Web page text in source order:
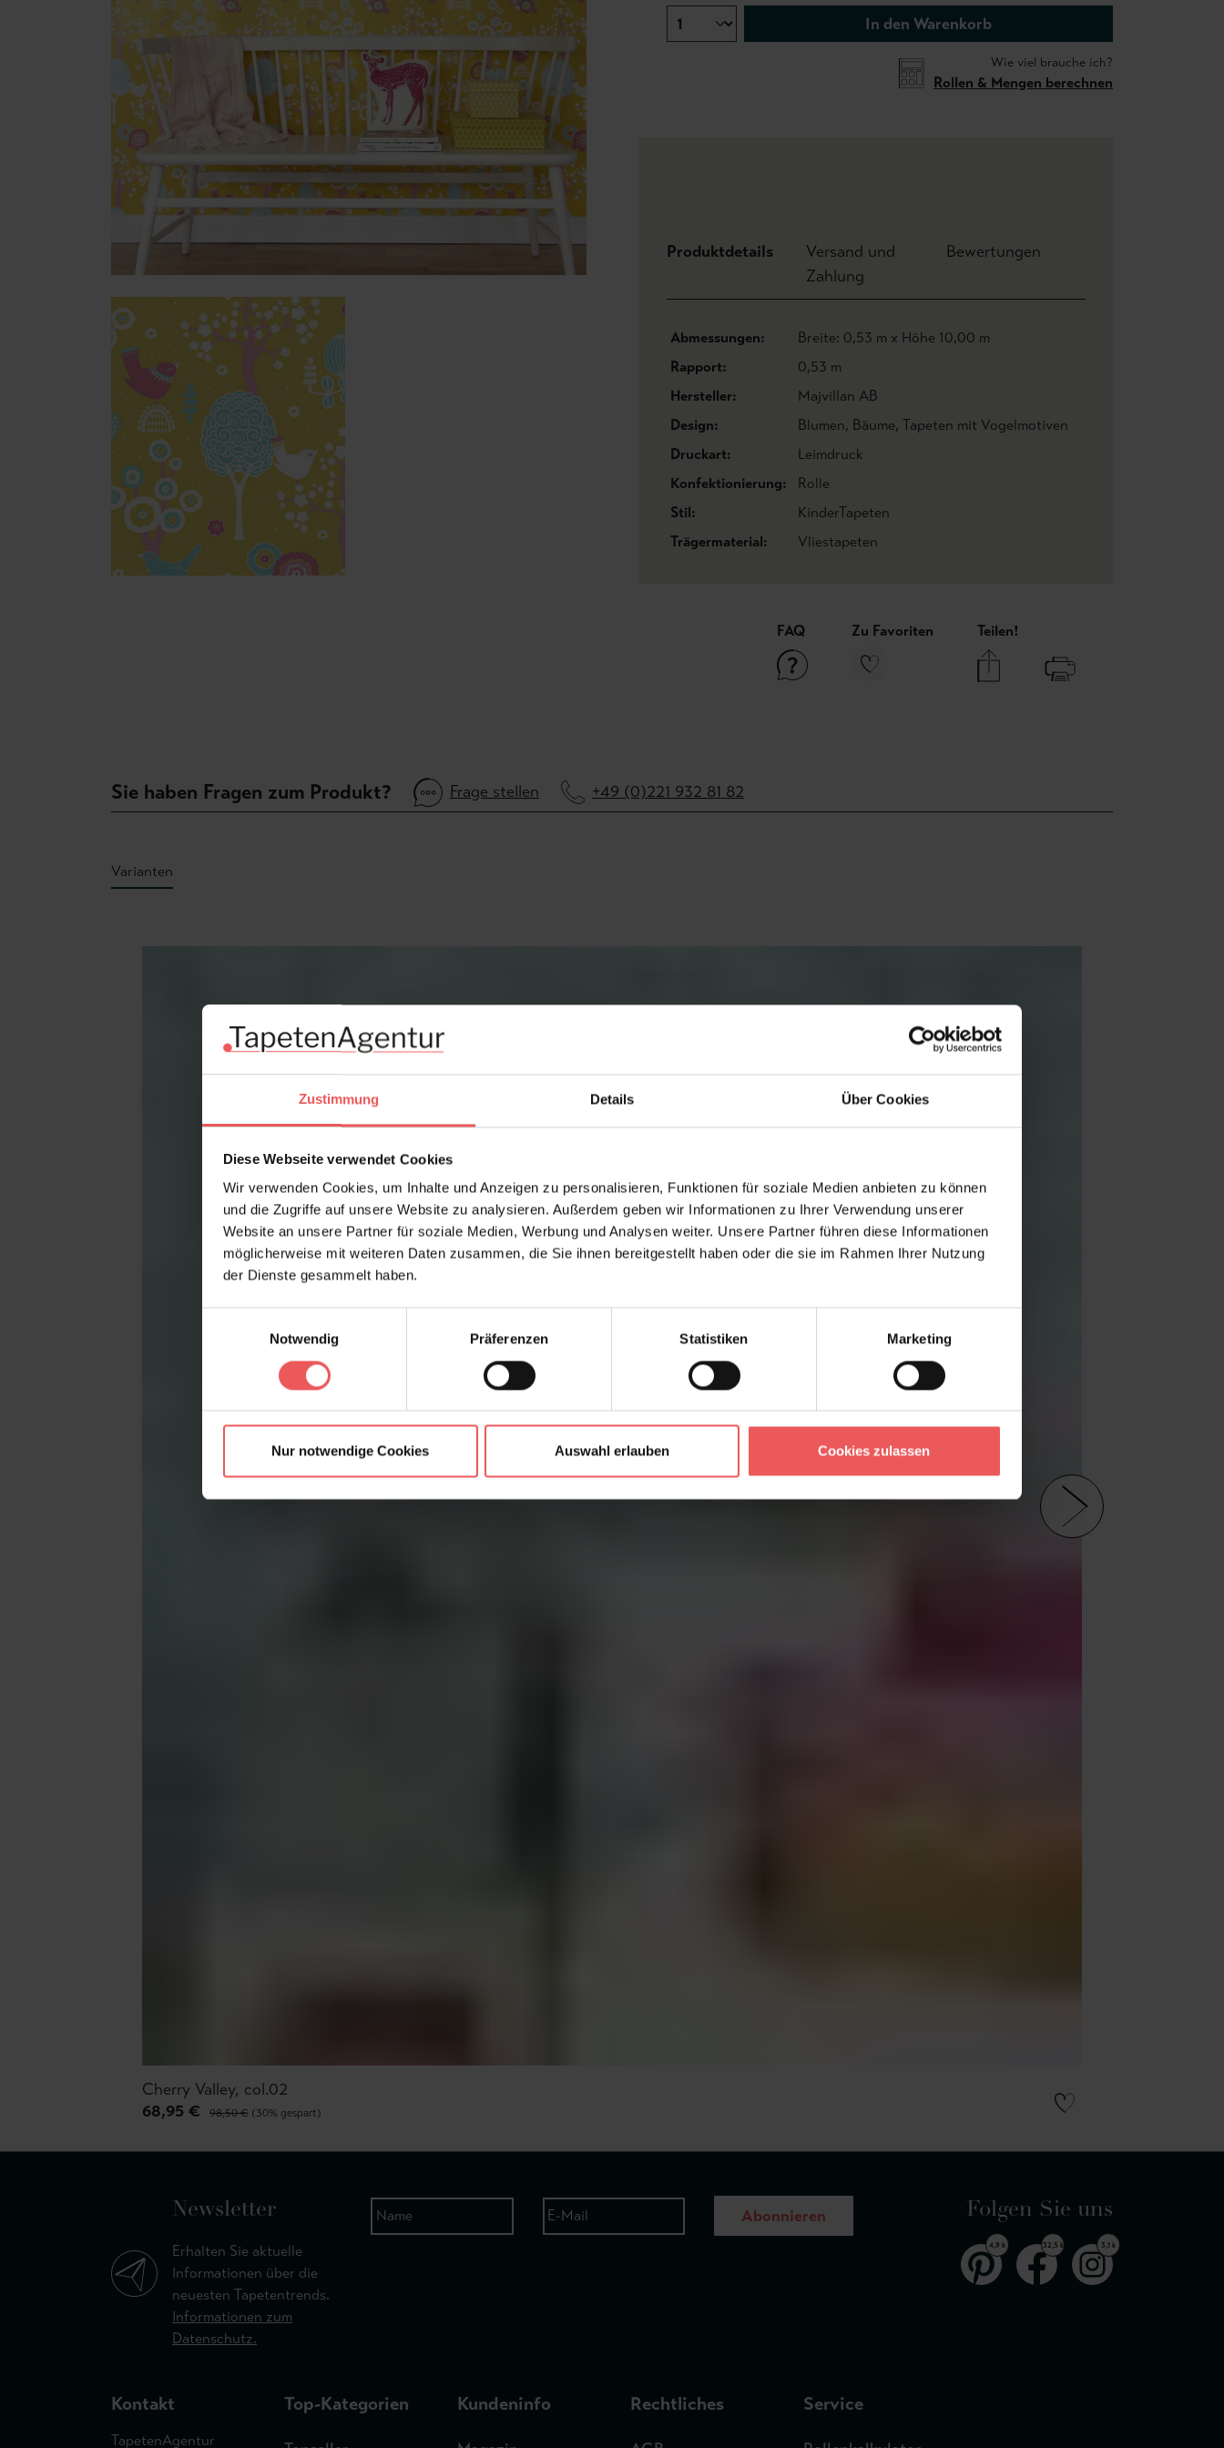
Zustimmung Details Über Cookies
Diese Webseite verwendet Cookies
Wir verwenden Cookies, um Inhalte und Anzeigen zu personalisieren, Funktionen für soziale Medien anbieten zu können
und die Zugriffe auf unsere Website zu analysieren. Außerdem geben wir Informationen zu Ihrer Verwendung unserer
Website an unsere Partner für soziale Medien, Werbung und Analysen weiter. Unsere Partner führen diese Informationen
möglicherweise mit weiteren Daten zusammen, die Sie ihnen bereitgestellt haben oder die sie im Rahmen Ihrer Nutzung
der Dienste gesammelt haben.
Notwendig
Präferenzen Statistiken Marketing
Nur notwendige Cookies Auswahl erlauben Cookies zulassen
In den Warenkorb
Wie viel brauche ich?
Rollen & Mengen berechnen
Produktdetails
Versand und
Zahlung
Bewertungen
Abmessungen:
Breite: 0,53 m x Höhe 10,00 m
Rapport:
0,53 m
Hersteller:
Majvillan AB
Design:
Blumen, Bäume, Tapeten mit Vogelmotiven
Druckart:
Leimdruck
Konfektionierung:
Rolle
Stil:
KinderTapeten
Trägermaterial:
Vliestapeten
FAQ Zu Favoriten Teilen!
Sie haben Fragen zum Produkt? Frage stellen +49 (0)221 932 81 82
Varianten
Cherry Valley, col.02
68,95 €
98,50 € (30% gespart)
Newsletter
Erhalten Sie aktuelle
Informationen über die
neuesten Tapetentrends.
Informationen zum
Datenschutz.
Abonnieren Folgen Sie uns
4,9 k 32,5 k 3,1 k
Kontakt
TapetenAgentur
Top-Kategorien Kundeninfo Rechtliches Service